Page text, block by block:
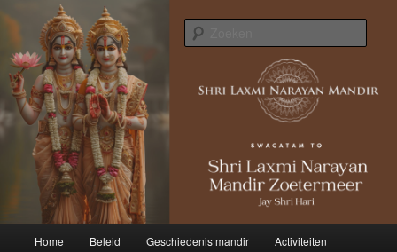
Spring
Home Beleid Geschiedenis mandir Activiteiten